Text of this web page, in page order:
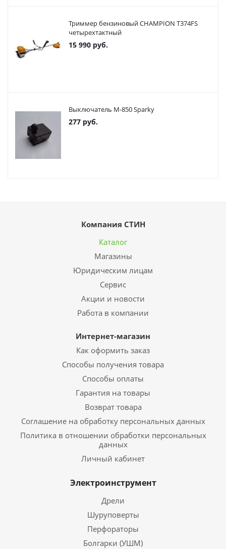
Триммер бензиновый CHAMPION T374FS
четырехтактный
15 990 руб.
Выключатель М-850 Sparky
277 руб.
Компания СТИН
Каталог
Магазины
Юридическим лицам
Сервис
Акции и новости
Работа в компании
Интернет-магазин
Как оформить заказ
Способы получения товара
Способы оплаты
Гарантия на товары
Возврат товара
Соглашение на обработку персональных данных
Политика в отношении обработки персональных
данных
Личный кабинет
Электроинструмент
Дрели
Шуруповерты
Перфораторы
Болгарки (УШМ)